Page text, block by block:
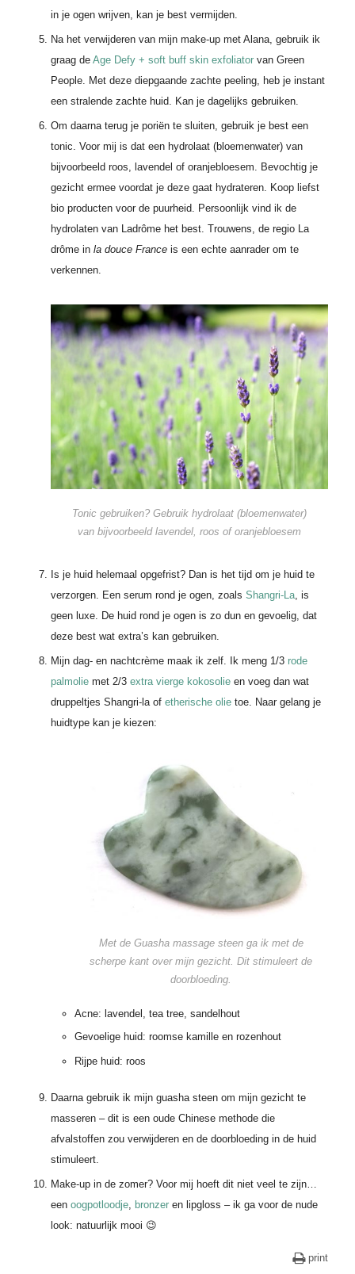
in je ogen wrijven, kan je best vermijden.
Na het verwijderen van mijn make-up met Alana, gebruik ik
graag de Age Defy + soft buff skin exfoliatorvan Green
People. Met deze diepgaande zachte peeling, heb je instant
een stralende zachte huid. Kan je dagelijks gebruiken.
Om daarna terug je poriën te sluiten, gebruik je best een
tonic. Voor mij is dat een hydrolaat (bloemenwater) van
bijvoorbeeld roos, lavendel of oranjebloesem. Bevochtig je
gezicht ermee voordat je deze gaat hydrateren. Koop liefst
bio producten voor de puurheid. Persoonlijk vind ik de
hydrolaten van Ladrôme het best. Trouwens, de regio La
drôme in la douce Franceis een echte aanrader om te
verkennen.
Tonic gebruiken? Gebruik hydrolaat (bloemenwater)
van bijvoorbeeld lavendel, roos of oranjebloesem
Is je huid helemaal opgefrist? Dan is het tijd om je huid te
verzorgen. Een serum rond je ogen, zoals Shangri-La, is
geen luxe. De huid rond je ogen is zo dun en gevoelig, dat
deze best wat extra’s kan gebruiken.
Mijn dag- en nachtcrème maak ik zelf. Ik meng 1/3 rode
palmoliemet 2/3 extra vierge kokosolieen voeg dan wat
druppeltjes Shangri-la of etherische olietoe. Naar gelang je
huidtype kan je kiezen:
Met de Guasha massage steen ga ik met de
scherpe kant over mijn gezicht. Dit stimuleert de
doorbloeding.
Acne: lavendel, tea tree, sandelhout
Gevoelige huid: roomse kamille en rozenhout
Rijpe huid: roos
Daarna gebruik ik mijn guasha steen om mijn gezicht te
masseren – dit is een oude Chinese methode die
afvalstoffen zou verwijderen en de doorbloeding in de huid
stimuleert.
Make-up in de zomer? Voor mij hoeft dit niet veel te zijn…
een oogpotloodje, bronzeren lipgloss – ik ga voor de nude
look: natuurlijk mooi 😉
print